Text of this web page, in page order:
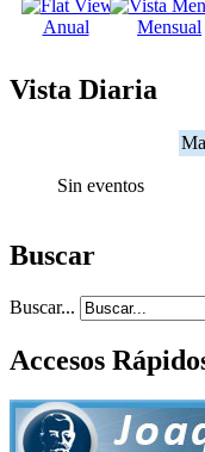
Anual Mensual
Vista Diaria
Sin eventos
Buscar
Buscar...
Accesos